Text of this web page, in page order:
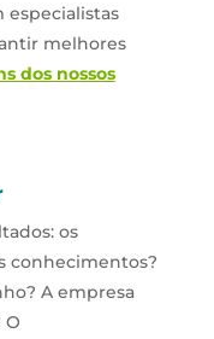
especialistas
melhores
dos nossos
os
conhecimentos?
A empresa
O